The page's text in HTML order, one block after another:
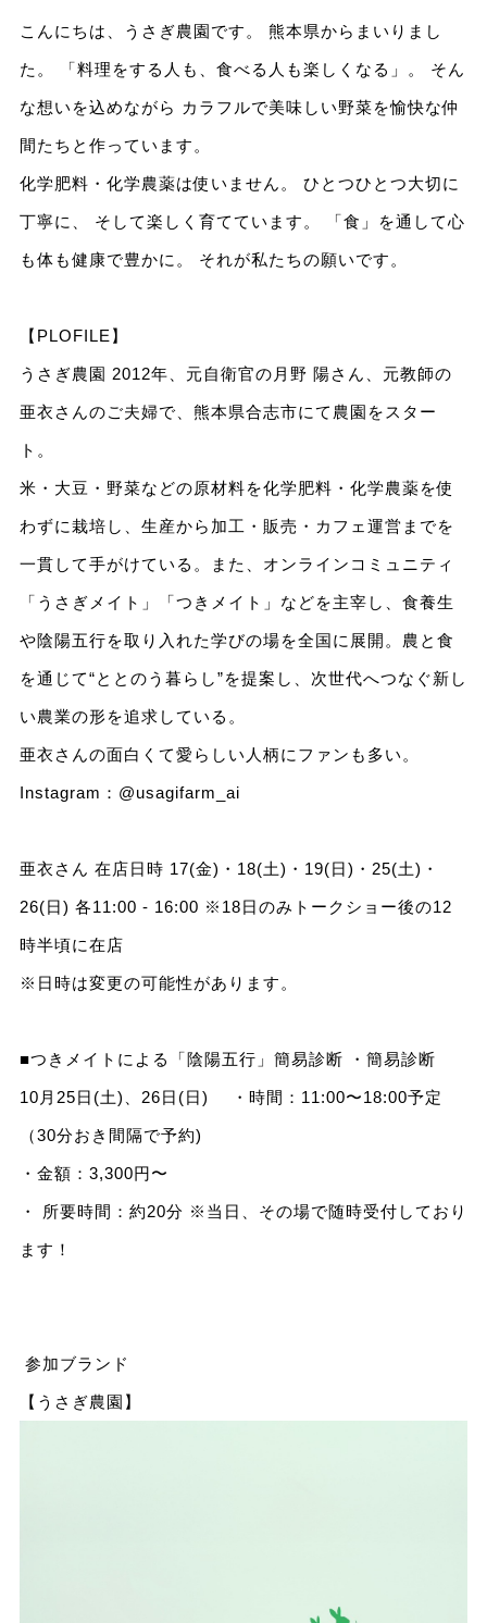
こんにちは、うさぎ農園です。 熊本県からまいりまし
た。 「料理をする人も、食べる人も楽しくなる」。 そん
な想いを込めながら カラフルで美味しい野菜を愉快な仲
間たちと作っています。
化学肥料・化学農薬は使いません。 ひとつひとつ大切に
丁寧に、 そして楽しく育てています。 「食」を通して心
も体も健康で豊かに。 それが私たちの願いです。
【PLOFILE】
うさぎ農園 2012年、元自衛官の月野 陽さん、元教師の
亜衣さんのご夫婦で、熊本県合志市にて農園をスター
ト。
米・大豆・野菜などの原材料を化学肥料・化学農薬を使
わずに栽培し、生産から加工・販売・カフェ運営までを
一貫して手がけている。また、オンラインコミュニティ
「うさぎメイト」「つきメイト」などを主宰し、食養生
や陰陽五行を取り入れた学びの場を全国に展開。農と食
を通じて“ととのう暮らし”を提案し、次世代へつなぐ新し
い農業の形を追求している。
亜衣さんの面白くて愛らしい人柄にファンも多い。
Instagram：@usagifarm_ai
亜衣さん 在店日時 17(金)・18(土)・19(日)・25(土)・
26(日) 各11:00 - 16:00 ※18日のみトークショー後の12
時半頃に在店
※日時は変更の可能性があります。
■つきメイトによる「陰陽五行」簡易診断 ・簡易診断
10月25日(土)、26日(日) ・時間：11:00〜18:00予定
（30分おき間隔で予約)
・金額：3,300円〜
・ 所要時間：約20分 ※当日、その場で随時受付しており
ます！
参加ブランド
【うさぎ農園】